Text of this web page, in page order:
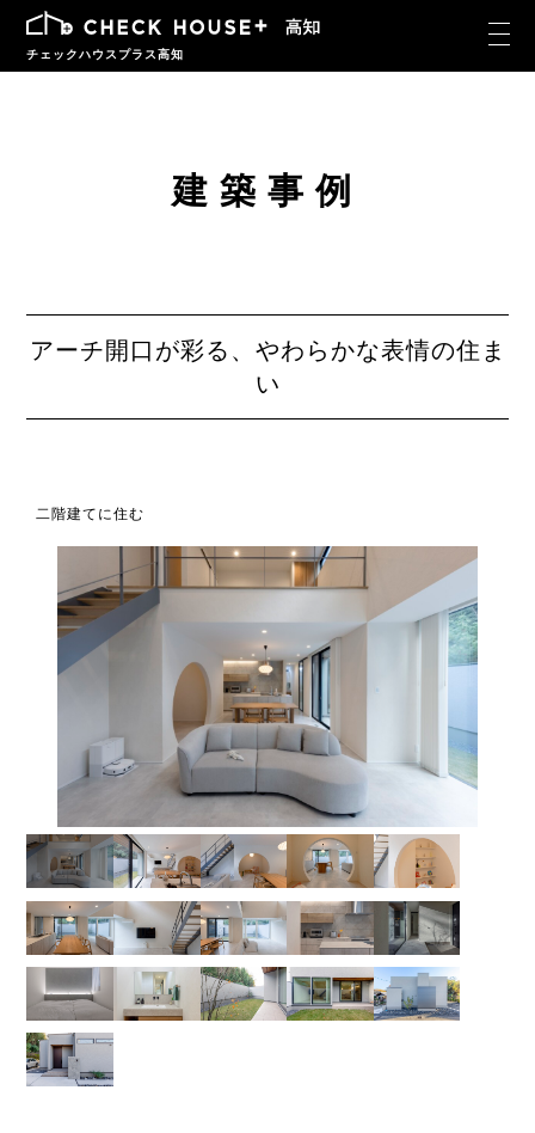
チェックハウスプラス高知
建築事例
アーチ開口が彩る、やわらかな表情の住ま
い
二階建てに住む